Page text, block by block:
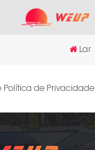
Lar
Política de Privacidade